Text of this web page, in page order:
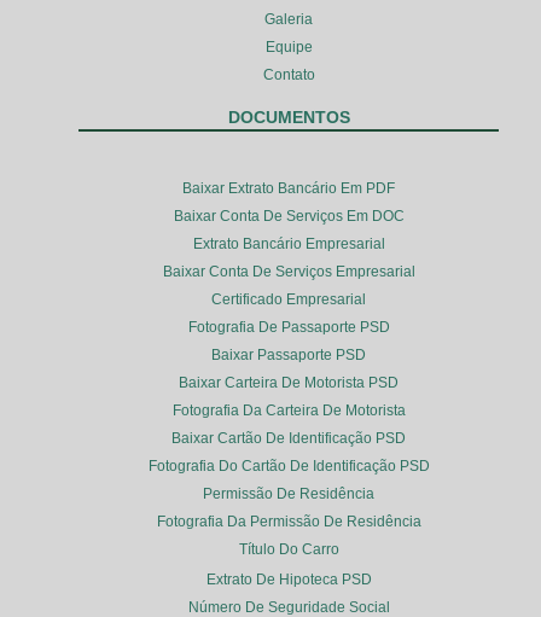
Galeria
Equipe
Contato
DOCUMENTOS
Baixar Extrato Bancário Em PDF
Baixar Conta De Serviços Em DOC
Extrato Bancário Empresarial
Baixar Conta De Serviços Empresarial
Certificado Empresarial
Fotografia De Passaporte PSD
Baixar Passaporte PSD
Baixar Carteira De Motorista PSD
Fotografia Da Carteira De Motorista
Baixar Cartão De Identificação PSD
Fotografia Do Cartão De Identificação PSD
Permissão De Residência
Fotografia Da Permissão De Residência
Título Do Carro
Extrato De Hipoteca PSD
Número De Seguridade Social